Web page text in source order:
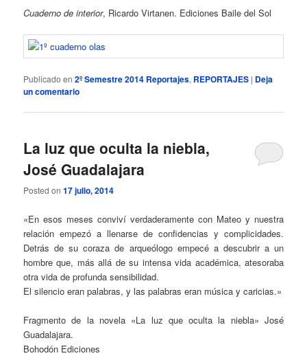
Cuaderno de interior, Ricardo Virtanen. Ediciones Baile del Sol
Publicado en 2º Semestre 2014 Reportajes, REPORTAJES | Deja
un comentario
La luz que oculta la niebla,
José Guadalajara
Posted on17 julio, 2014
«En esos meses conviví verdaderamente con Mateo y nuestra
relación empezó a llenarse de confidencias y complicidades.
Detrás de su coraza de arqueólogo empecé a descubrir a un
hombre que, más allá de su intensa vida académica, atesoraba
otra vida de profunda sensibilidad.
El silencio eran palabras, y las palabras eran música y caricias.»
Fragmento de la novela «La luz que oculta la niebla» José
Guadalajara.
Bohodón Ediciones